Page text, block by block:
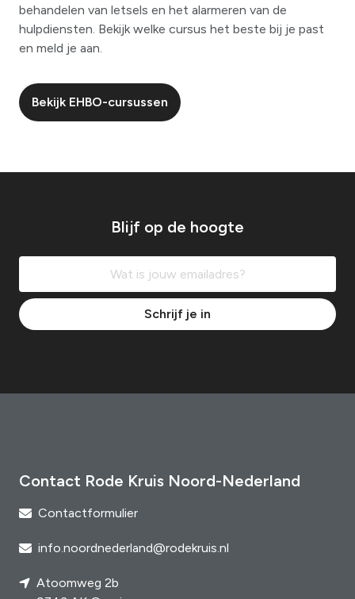
behandelen van letsels en het alarmeren van de
hulpdiensten. Bekijk welke cursus het beste bij je past
en meld je aan.
Bekijk EHBO-cursussen
Blijf op de hoogte
Schrijf je in
Contact Rode Kruis Noord-Nederland
Contactformulier
info.noordnederland@rodekruis.nl
Atoomweg 2b